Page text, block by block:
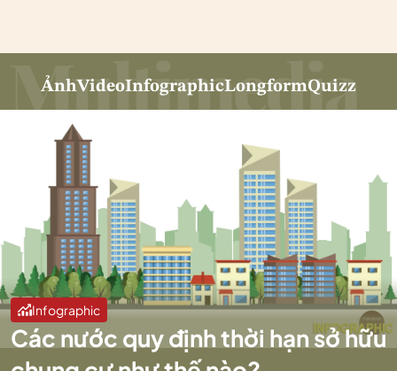
ẢnhVideoInfographicLongformQuizz
Infographic
Các nước quy định thời hạn sở hữu